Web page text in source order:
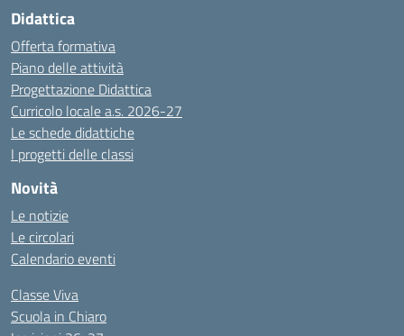
Didattica
Offerta formativa
Piano delle attività
Progettazione Didattica
Curricolo locale a.s. 2026-27
Le schede didattiche
I progetti delle classi
Novità
Le notizie
Le circolari
Calendario eventi
Classe Viva
Scuola in Chiaro